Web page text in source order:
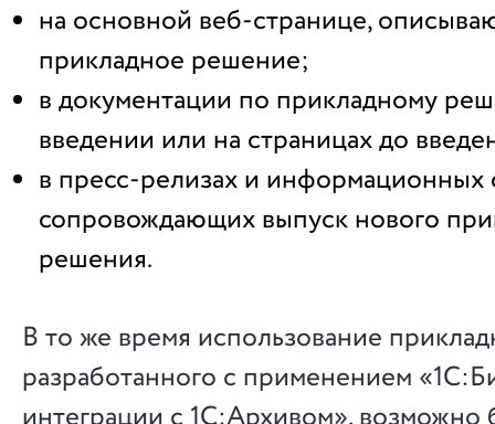
на основной веб-странице,
прикладное решение;
в документации по прикладному
введении или на страницах до
в пресс-релизах и информационных
сопровождающих выпуск нового
решения.
В то же время использование
разработанного с применением